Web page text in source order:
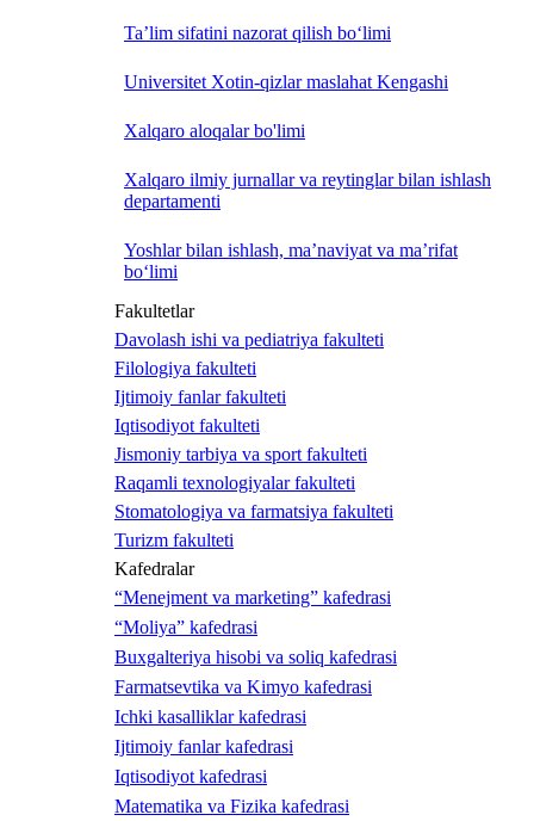
Ta’lim sifatini nazorat qilish bo‘limi
Universitet Xotin-qizlar maslahat Kengashi
Xalqaro aloqalar bo'limi
Xalqaro ilmiy jurnallar va reytinglar bilan ishlash
departamenti
Yoshlar bilan ishlash, ma’naviyat va ma’rifat
bo‘limi
Fakultetlar
Davolash ishi va pediatriya fakulteti
Filologiya fakulteti
Ijtimoiy fanlar fakulteti
Iqtisodiyot fakulteti
Jismoniy tarbiya va sport fakulteti
Raqamli texnologiyalar fakulteti
Stomatologiya va farmatsiya fakulteti
Turizm fakulteti
Kafedralar
“Menejment va marketing” kafedrasi
“Moliya” kafedrasi
Buxgalteriya hisobi va soliq kafedrasi
Farmatsevtika va Kimyo kafedrasi
Ichki kasalliklar kafedrasi
Ijtimoiy fanlar kafedrasi
Iqtisodiyot kafedrasi
Matematika va Fizika kafedrasi